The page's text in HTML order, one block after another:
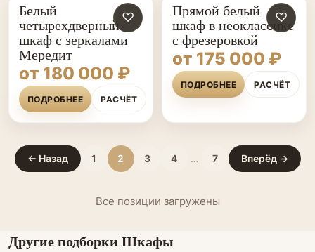
♡
Белый
четырехдверный
шкаф с зеркалами
Мередит
от 180 000 ₽
ПОДРОБНЕЕ РАСЧЁТ
♡
Прямой белый
шкаф в неоклассике
с фрезеровкой
от 175 000 ₽
ПОДРОБНЕЕ РАСЧЁТ
← Назад 1 2 3 4 … 7 Вперёд →
Все позиции загружены
Другие подборки Шкафы